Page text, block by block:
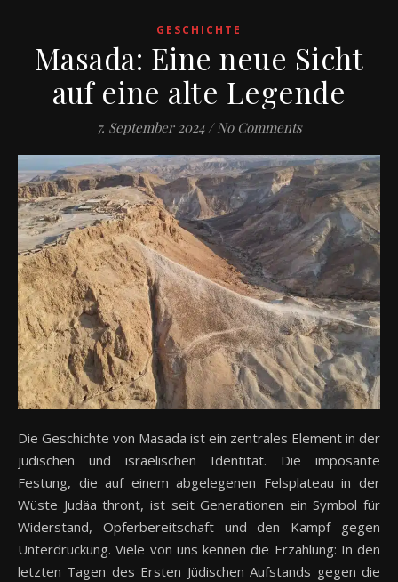
GESCHICHTE
Masada: Eine neue Sicht
auf eine alte Legende
7. September 2024 / No Comments
Die Geschichte von Masada ist ein zentrales Element in der
jüdischen und israelischen Identität. Die imposante
Festung, die auf einem abgelegenen Felsplateau in der
Wüste Judäa thront, ist seit Generationen ein Symbol für
Widerstand, Opferbereitschaft und den Kampf gegen
Unterdrückung. Viele von uns kennen die Erzählung: In den
letzten Tagen des Ersten Jüdischen Aufstands gegen die